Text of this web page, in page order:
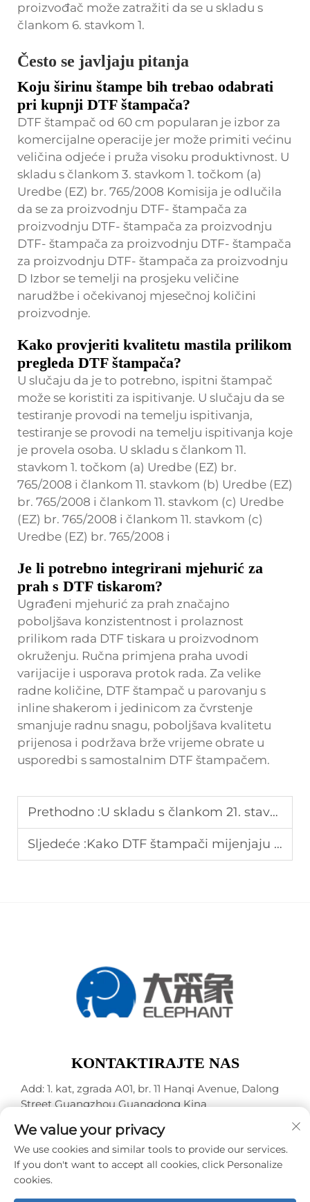
proizvođač može zatražiti da se u skladu s
člankom 6. stavkom 1.
Često se javljaju pitanja
Koju širinu štampe bih trebao odabrati
pri kupnji DTF štampača?
DTF štampač od 60 cm popularan je izbor za
komercijalne operacije jer može primiti većinu
veličina odjeće i pruža visoku produktivnost. U
skladu s člankom 3. stavkom 1. točkom (a)
Uredbe (EZ) br. 765/2008 Komisija je odlučila
da se za proizvodnju DTF- štampača za
proizvodnju DTF- štampača za proizvodnju
DTF- štampača za proizvodnju DTF- štampača
za proizvodnju DTF- štampača za proizvodnju
D Izbor se temelji na prosjeku veličine
narudžbe i očekivanoj mjesečnoj količini
proizvodnje.
Kako provjeriti kvalitetu mastila prilikom
pregleda DTF štampača?
U slučaju da je to potrebno, ispitni štampač
može se koristiti za ispitivanje. U slučaju da se
testiranje provodi na temelju ispitivanja,
testiranje se provodi na temelju ispitivanja koje
je provela osoba. U skladu s člankom 11.
stavkom 1. točkom (a) Uredbe (EZ) br.
765/2008 i člankom 11. stavkom (b) Uredbe (EZ)
br. 765/2008 i člankom 11. stavkom (c) Uredbe
(EZ) br. 765/2008 i člankom 11. stavkom (c)
Uredbe (EZ) br. 765/2008 i
Je li potrebno integrirani mjehurić za
prah s DTF tiskarom?
Ugrađeni mjehurić za prah značajno
poboljšava konzistentnost i prolaznost
prilikom rada DTF tiskara u proizvodnom
okruženju. Ručna primjena praha uvodi
varijacije i usporava protok rada. Za velike
radne količine, DTF štampač u parovanju s
inline shakerom i jedinicom za čvrstenje
smanjuje radnu snagu, poboljšava kvalitetu
prijenosa i podržava brže vrijeme obrate u
usporedbi s samostalnim DTF štampačem.
Prethodno :U skladu s člankom 21. stavkom 1.
Sljedeće :Kako DTF štampači mijenjaju proizvodne procese
KONTAKTIRAJTE NAS
Add: 1. kat, zgrada A01, br. 11 Hanqi Avenue, Dalong
Street Guangzhou Guangdong Kina
Tel.: +86-15119752340
E-mail:[email protected]
We value your privacy
We use cookies and similar tools to provide our services.
If you don't want to accept all cookies, click Personalize
cookies.